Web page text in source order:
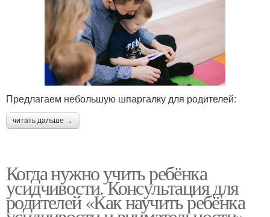
Предлагаем небольшую шпаргалку для родителей:
читать дальше →
Когда нужно учить ребёнка
усидчивости. Консультация для
родителей «Как научить ребёнка